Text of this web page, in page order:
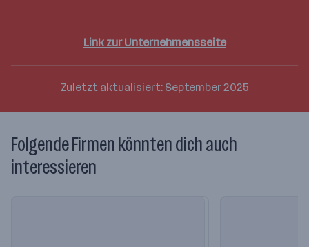
Link zur Unternehmensseite
Zuletzt aktualisiert: September 2025
Folgende Firmen könnten dich auch
interessieren